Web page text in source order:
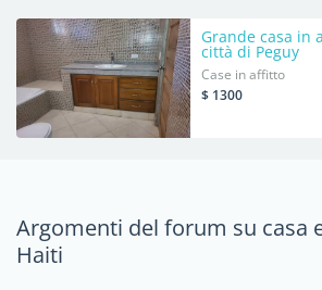
Grande casa in
città di Peguy
Case in affitto
$ 1300
Argomenti del forum su casa
Haiti